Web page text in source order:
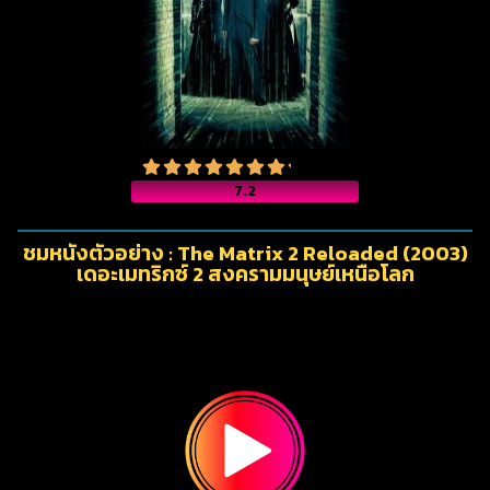
7.2
ชมหนังตัวอย่าง : The Matrix 2 Reloaded (2003)
เดอะเมทริกซ์ 2 สงครามมนุษย์เหนือโลก